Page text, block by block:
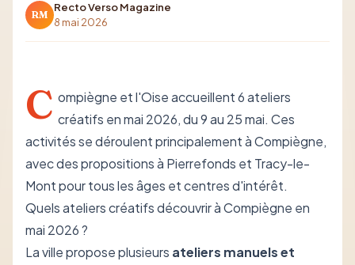
RM
Recto Verso Magazine
8 mai 2026
C ompiègne et l'Oise accueillent 6 ateliers
créatifs en mai 2026, du 9 au 25 mai. Ces
activités se déroulent principalement à Compiègne,
avec des propositions à Pierrefonds et Tracy-le-
Mont pour tous les âges et centres d'intérêt.
Quels ateliers créatifs découvrir à Compiègne en
mai 2026 ?
La ville propose plusieurs ateliers manuels et